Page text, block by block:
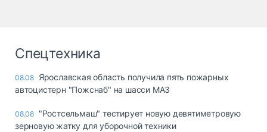
Спецтехника
08.08 Ярославская область получила пять пожарных
автоцистерн "Пожснаб" на шасси МАЗ
08.08 "Ростсельмаш" тестирует новую девятиметровую
зерновую жатку для уборочной техники